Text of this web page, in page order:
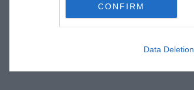
CONFIRM
Data Deletion